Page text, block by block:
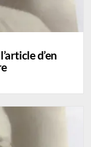
d’en